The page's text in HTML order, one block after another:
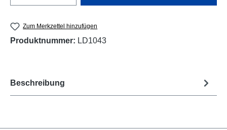
Zum Merkzettel hinzufügen
Produktnummer: LD1043
Beschreibung